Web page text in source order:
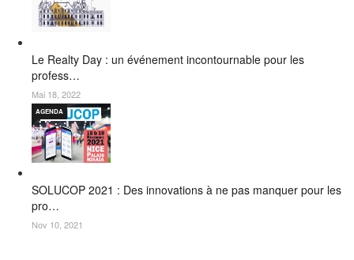
Le Realty Day : un événement incontournable pour les
profess…
Mai 18, 2022
SOLUCOP 2021 : Des innovations à ne pas manquer pour les
pro…
AGENDA
Nov 10, 2021